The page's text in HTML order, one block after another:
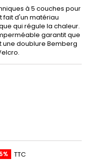
à 5 couches pour
fait d'un matériau
qui régule la chaleur.
garantit que
une doublure Bemberg
TTC